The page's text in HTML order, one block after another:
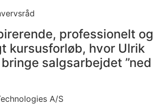
professionelt og
kursusforløb, hvor Ulrik
salgsarbejdet ”ned
A/S